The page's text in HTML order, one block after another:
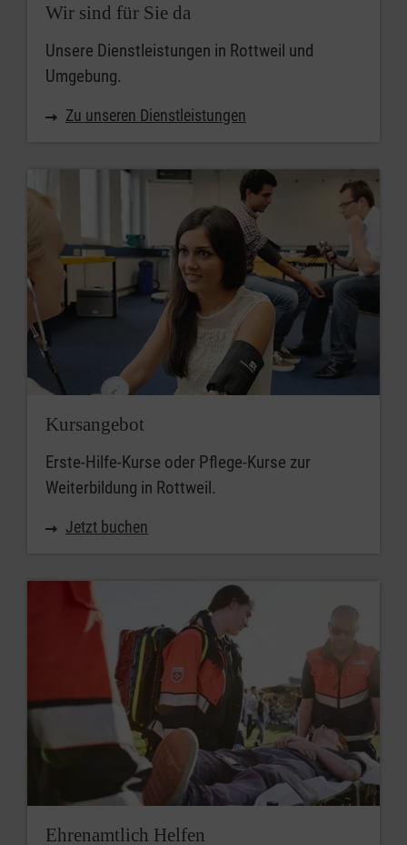
Wir sind für Sie da
Unsere Dienstleistungen in Rottweil und
Umgebung.
Zu unseren Dienstleistungen
Kursangebot
Erste-Hilfe-Kurse oder Pflege-Kurse zur
Weiterbildung in Rottweil.
Jetzt buchen
Ehrenamtlich Helfen